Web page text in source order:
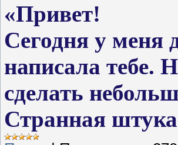
«Привет!
Сегодня у меня
написала тебе.
сделать
Странная